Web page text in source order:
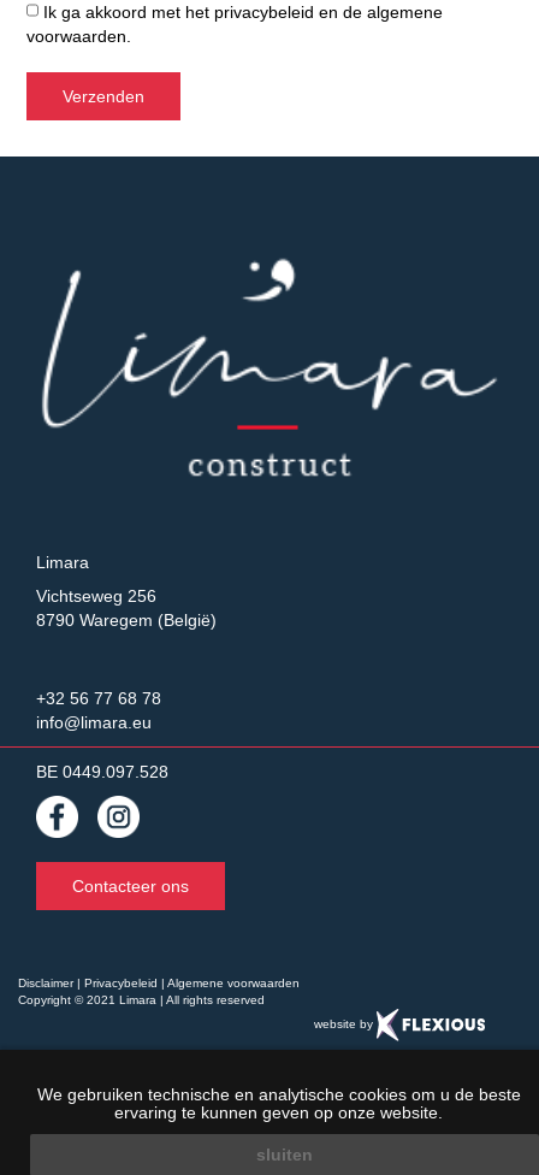
We gebruiken technische en analytische cookies om u de beste
ervaring te kunnen geven op onze website.
sluiten
Ik ga akkoord met het privacybeleid en dealgemene
voorwaarden
Verzenden
Limara
Vichtseweg 256
8790 Waregem (België)
+32 56 77 68 78
info@limara.eu
BE 0449.097.528
Contacteer ons
Disclaimer| Privacybeleid
Algemene voorwaarden
Copyright © 2021 Limara | All rights reserved
website by